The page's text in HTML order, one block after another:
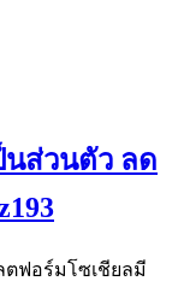
นส่วนตัว ลด
ลตฟอร์มโซเชียลมี